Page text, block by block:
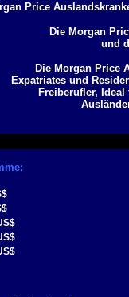
Price
Die Morgan
und
Die Morgan Price
Expatriates und
Freiberufler,